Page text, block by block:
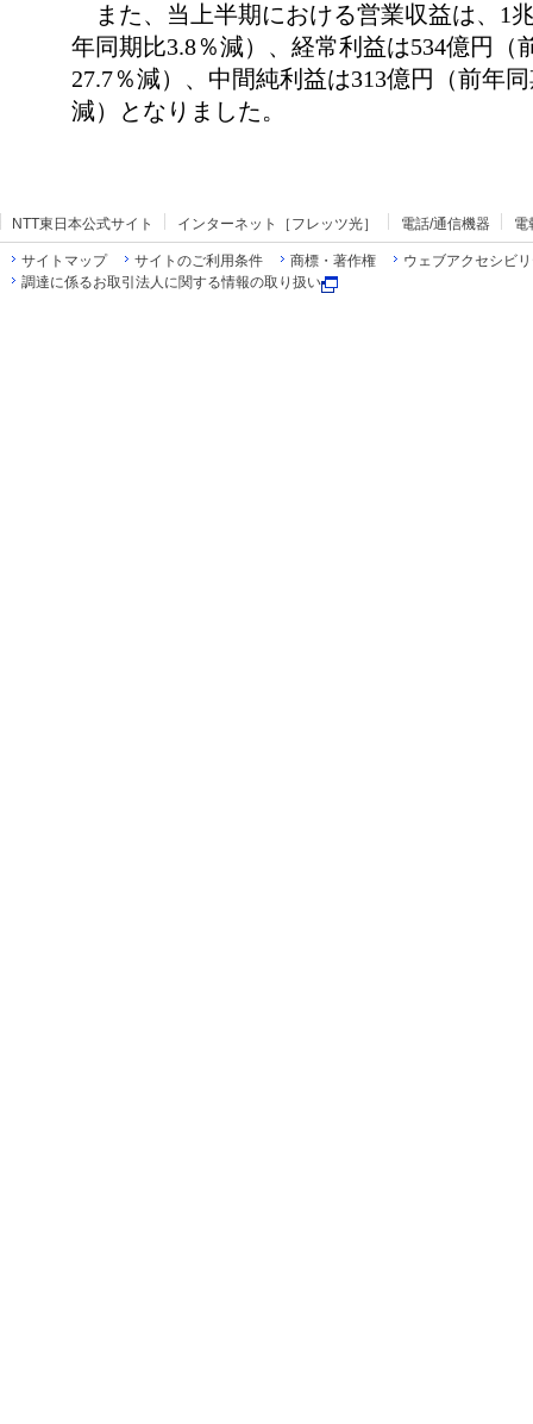
また、当上半期における営業収益は、1
年同期比3.8％減）、経常利益は534億円（
27.7％減）、中間純利益は313億円（前年
減）となりました。
NTT東日本公式サイト インターネット［フレッツ光］ 電話/通信機器 電
サイトマップ サイトのご利用条件 商標・著作権
ウェブアクセシビ
調達に係るお取引法人に関する情報の取り扱い